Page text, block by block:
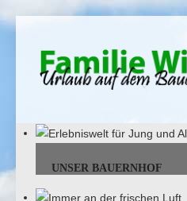
UNSER BAUERNHOF